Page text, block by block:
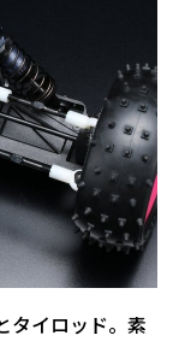
タイロッド。素